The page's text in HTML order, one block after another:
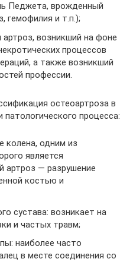
Педжета, врожденный
гемофилия и т.п.);
возникший на фоне
процессов
а также возникший
профессии.
остеоартроза в
процесса:
колена, одним из
является
артроз — разрушение
костью и
сустава: возникает на
и частых травм;
наиболее часто
в месте соединения со